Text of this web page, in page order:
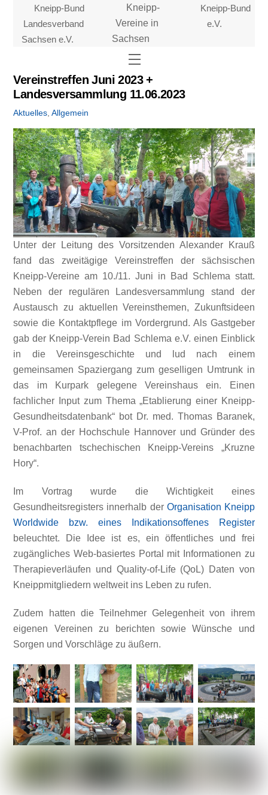
content
Kneipp-Bund
Landesverband
Sachsen e.V.
Kneipp-
Vereine in
Sachsen
Kneipp-Bund
e.V.
Menu
Vereinstreffen Juni 2023 +
Landesversammlung 11.06.2023
Aktuelles ,Allgemein
Unter der Leitung des Vorsitzenden Alexander Krauß
fand das zweitägige Vereinstreffen der sächsischen
Kneipp-Vereine am 10./11. Juni in Bad Schlema statt.
Neben der regulären Landesversammlung stand der
Austausch zu aktuellen Vereinsthemen, Zukunftsideen
sowie die Kontaktpflege im Vordergrund. Als Gastgeber
gab der Kneipp-Verein Bad Schlema e.V. einen Einblick
in die Vereinsgeschichte und lud nach einem
gemeinsamen Spaziergang zum geselligen Umtrunk in
das im Kurpark gelegene Vereinshaus ein. Einen
fachlicher Input zum Thema „Etablierung einer Kneipp-
Gesundheitsdatenbank“ bot Dr. med. Thomas Baranek,
V-Prof. an der Hochschule Hannover und Gründer des
benachbarten tschechischen Kneipp-Vereins „Kruzne
Hory“.
Im Vortrag wurde die Wichtigkeit eines
Gesundheitsregisters innerhalb der Organisation Kneipp
Worldwide bzw. eines Indikationsoffenes Register
beleuchtet. Die Idee ist es, ein öffentliches und frei
zugängliches Web-basiertes Portal mit Informationen zu
Therapieverläufen und Quality-of-Life (QoL) Daten von
Kneippmitgliedern weltweit ins Leben zu rufen.
Zudem hatten die Teilnehmer Gelegenheit von ihrem
eigenen Vereinen zu berichten sowie Wünsche und
Sorgen und Vorschläge zu äußern.